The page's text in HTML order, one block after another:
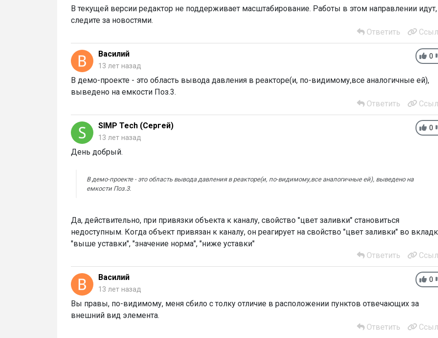
В текущей версии редактор не поддерживает масштабирование. Работы в этом направлении идут,
следите за новостями.
Ответить
0
Василий
13 лет назад
В демо-проекте - это область вывода давления в реакторе(и, по-видимому,все аналогичные ей),
выведено на емкости Поз.3.
Ответить
0
SIMP Tech (Сергей)
13 лет назад
День добрый.
В демо-проекте - это область вывода давления в реакторе(и, по-видимому,все аналогичные ей), выведено на
емкости Поз.3.
Да, действительно, при привязки объекта к каналу, свойство "цвет заливки" становиться
недоступным. Когда объект привязан к каналу, он реагирует на свойство "цвет заливки" во
"выше уставки", "значение норма", "ниже уставки"
Ответить
0
Василий
13 лет назад
Вы правы, по-видимому, меня сбило с толку отличие в расположении пунктов отвечающих за
внешний вид элемента.
Ответить